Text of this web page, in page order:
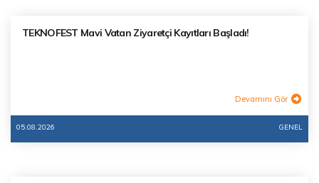
TEKNOFEST Mavi Vatan Ziyaretçi Kayıtları Başladı!
Devamını Gör
05.08.2026 GENEL